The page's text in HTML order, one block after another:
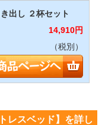
14,910円
（税別）
レスベッド】を詳し